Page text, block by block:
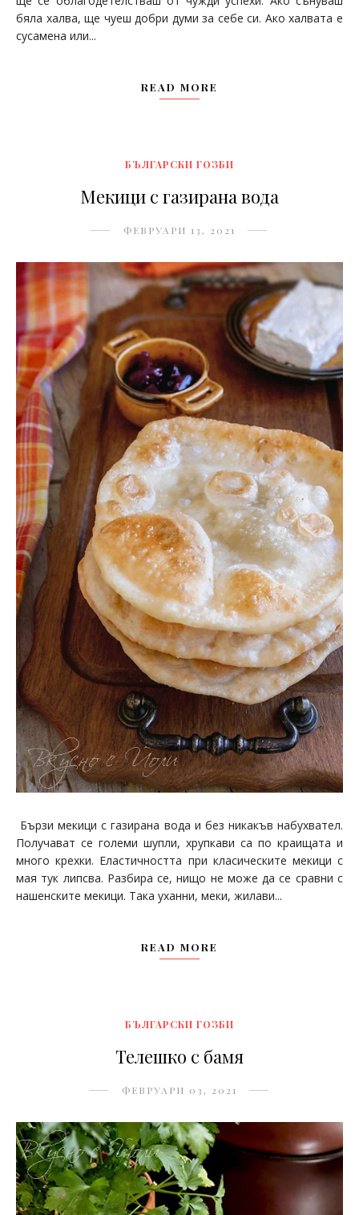
бяла халва, ще чуеш добри думи за себе си. Ако халвата е
сусамена или...
READ MORE
БЪЛГАРСКИ ГОЗБИ
Мекици с газирана вода
ФЕВРУАРИ 13, 2021
Бързи мекици с газирана вода и без никакъв набухвател.
Получават се големи шупли, хрупкави са по краищата и
много крехки. Еластичността при класическите мекици с
мая тук липсва. Разбира се, нищо не може да се сравни с
нашенските мекици. Така уханни, меки, жилави...
READ MORE
БЪЛГАРСКИ ГОЗБИ
Телешко с бамя
ФЕВРУАРИ 03, 2021